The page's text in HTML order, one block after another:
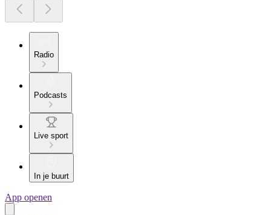
Radio
Podcasts
Live sport
In je buurt
App openen